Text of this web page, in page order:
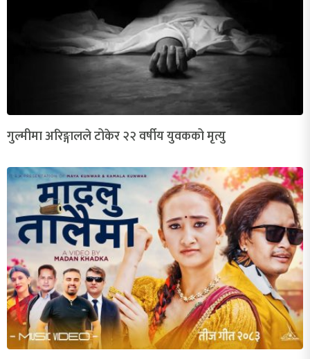
गुल्मीमा अरिङ्गालले टोकेर २२ वर्षीय युवकको मृत्यु